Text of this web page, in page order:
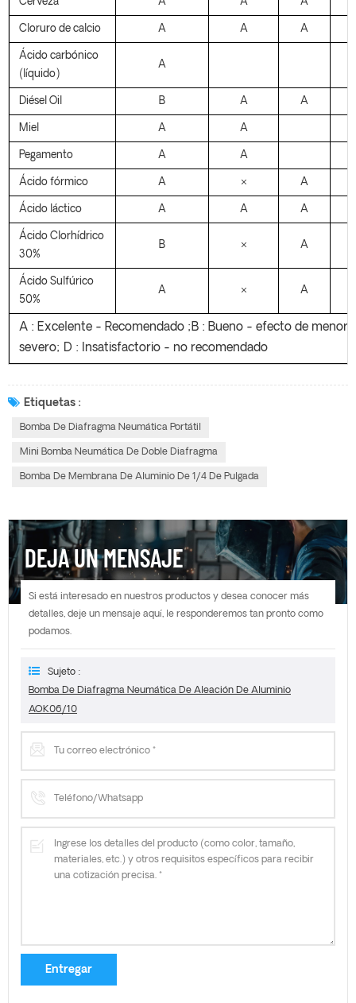
Cloruro de calcio A A A
Ácido carbónico
(líquido)
A
Diésel Oi B A A
Miel A A
Pegamento A A
Ácido fórmico A × A
Ácido láctico A A A
Ácido Clorhídrico
30%
B × A
Ácido Sulfúrico
50%
A × A
A : Excelente - Recomendado ;B : Bueno - efecto de
severo; D : Insatisfactorio - no recomendado
Etiquetas :
Bomba De Diafragma Neumática Portátil
Mini Bomba Neumática De Doble Diafragma
Bomba De Membrana De Aluminio De 1/4 De Pulgada
DEJA UN MENSAJE
Si está interesado en nuestros productos y desea conocer más
detalles, deje un mensaje aquí, le responderemos tan pronto como
podamos.
Sujeto :
Bomba De Diafragma Neumática De Aleación De Aluminio
AOK06/10